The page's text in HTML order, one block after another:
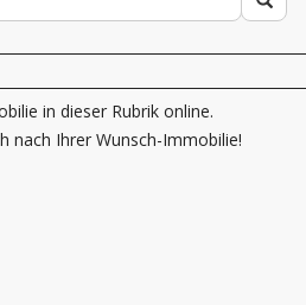
in dieser Rubrik online.
nach Ihrer Wunsch-Immobilie!